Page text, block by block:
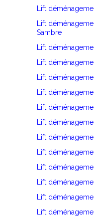
Lift
Lift
Sambre
Lift
Lift
Lift
Lift
Lift
Lift
Lift
Lift
Lift
Lift
Lift
Lift